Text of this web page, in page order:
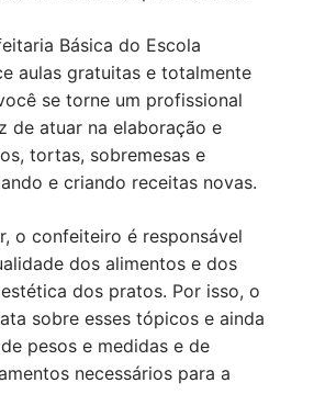
Básica do Escola
aulas gratuitas e totalmente
se torne um profissional
de atuar na elaboração e
tortas, sobremesas e
e criando receitas novas.
o confeiteiro é responsável
dos alimentos e dos
dos pratos. Por isso, o
sobre esses tópicos e ainda
pesos e medidas e de
necessários para a